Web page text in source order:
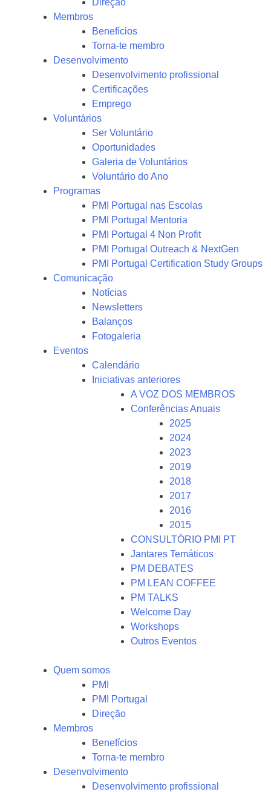
Direção
Membros
Benefícios
Torna-te membro
Desenvolvimento
Desenvolvimento profissional
Certificações
Emprego
Voluntários
Ser Voluntário
Oportunidades
Galeria de Voluntários
Voluntário do Ano
Programas
PMI Portugal nas Escolas
PMI Portugal Mentoria
PMI Portugal 4 Non Profit
PMI Portugal Outreach & NextGen
PMI Portugal Certification Study Groups
Comunicação
Notícias
Newsletters
Balanços
Fotogaleria
Eventos
Calendário
Iniciativas anteriores
A VOZ DOS MEMBROS
Conferências Anuais
2025
2024
2023
2019
2018
2017
2016
2015
CONSULTÓRIO PMI PT
Jantares Temáticos
PM DEBATES
PM LEAN COFFEE
PM TALKS
Welcome Day
Workshops
Outros Eventos
Quem somos
PMI
PMI Portugal
Direção
Membros
Benefícios
Torna-te membro
Desenvolvimento
Desenvolvimento profissional